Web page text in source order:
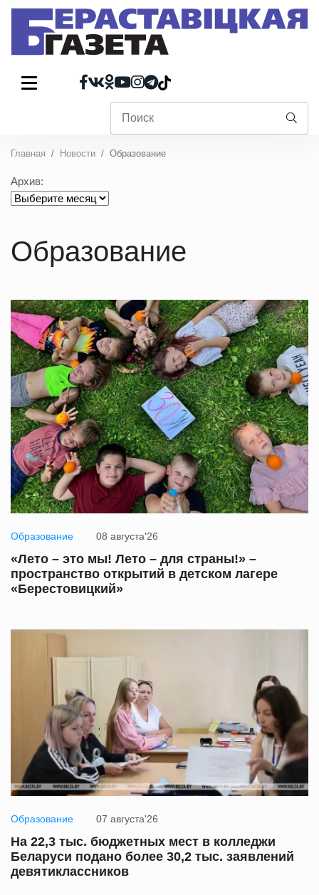
Главная Новости Образование
Архив:
Образование
Образование 08 августа'26
«Лето – это мы! Лето – для страны!» –
пространство открытий в детском лагере
«Берестовицкий»
Образование 07 августа'26
На 22,3 тыс. бюджетных мест в колледжи
Беларуси подано более 30,2 тыс. заявлений
девятиклассников